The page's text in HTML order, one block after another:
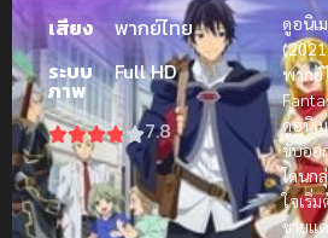
เสียง
พากย์ไทย
ระบบ
ภาพ
Full HD
7.8
ดูอนิเ
พากย์
ดูอนิเ
ขับออ
โดนก
ใจเริ่
ชายแ